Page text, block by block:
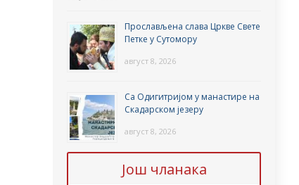
Прослављена слава Цркве Свете
Петке у Сутомору
август 8, 2026
Са Одигитријом у манастире на
Скадарском језеру
август 8, 2026
Још чланака